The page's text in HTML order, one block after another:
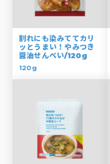
割れにも染みててカリ
ッとうまい！やみつき
醤油せんべい/120g
120g